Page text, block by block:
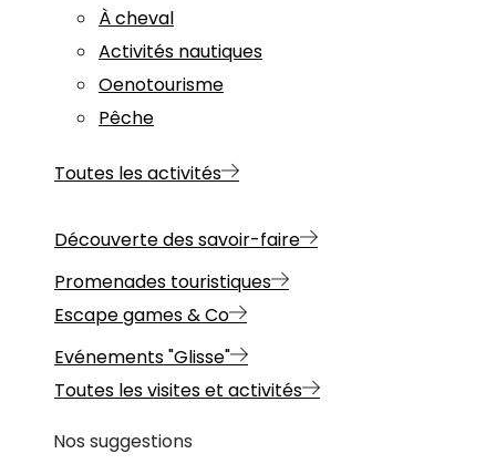
À cheval
Activités nautiques
Oenotourisme
Pêche
Toutes les activités
Découverte des savoir-faire
Promenades touristiques
Escape games & Co
Evénements "Glisse"
Toutes les visites et activités
Nos suggestions